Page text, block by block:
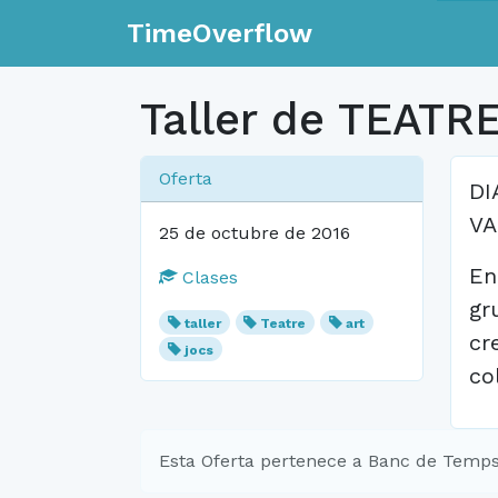
TimeOverflow
Taller de
Oferta
25 de octubre de 2016
Clases
taller Teatre
art
jocs
Esta Oferta pertenece a Banc de